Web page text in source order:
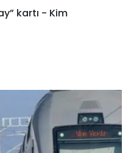
kartı - Kim